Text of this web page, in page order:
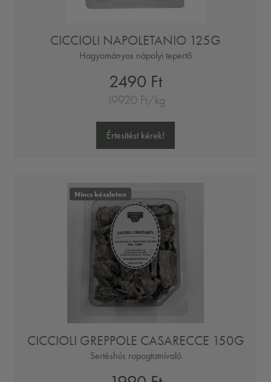
CICCIOLI NAPOLETANIO 125G
Hagyományos nápolyi tepertő
2490 Ft
19920 Ft/kg
Értesítést kérek!
Nincs készleten
CICCIOLI GREPPOLE CASARECCE 150G
Sertéshús ropogtatnivaló